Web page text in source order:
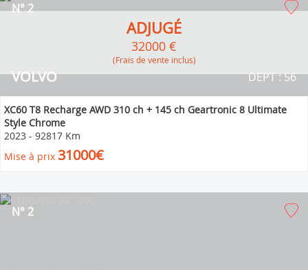
VOLVO
N° 2
DEPT : 56
ADJUGÉ
32000 €
(Frais de vente inclus)
XC60 T8 Recharge AWD 310 ch + 145 ch Geartronic 8 Ultimate
Style Chrome
2023 - 92817 Km
Mise à prix 31000€
N° 2